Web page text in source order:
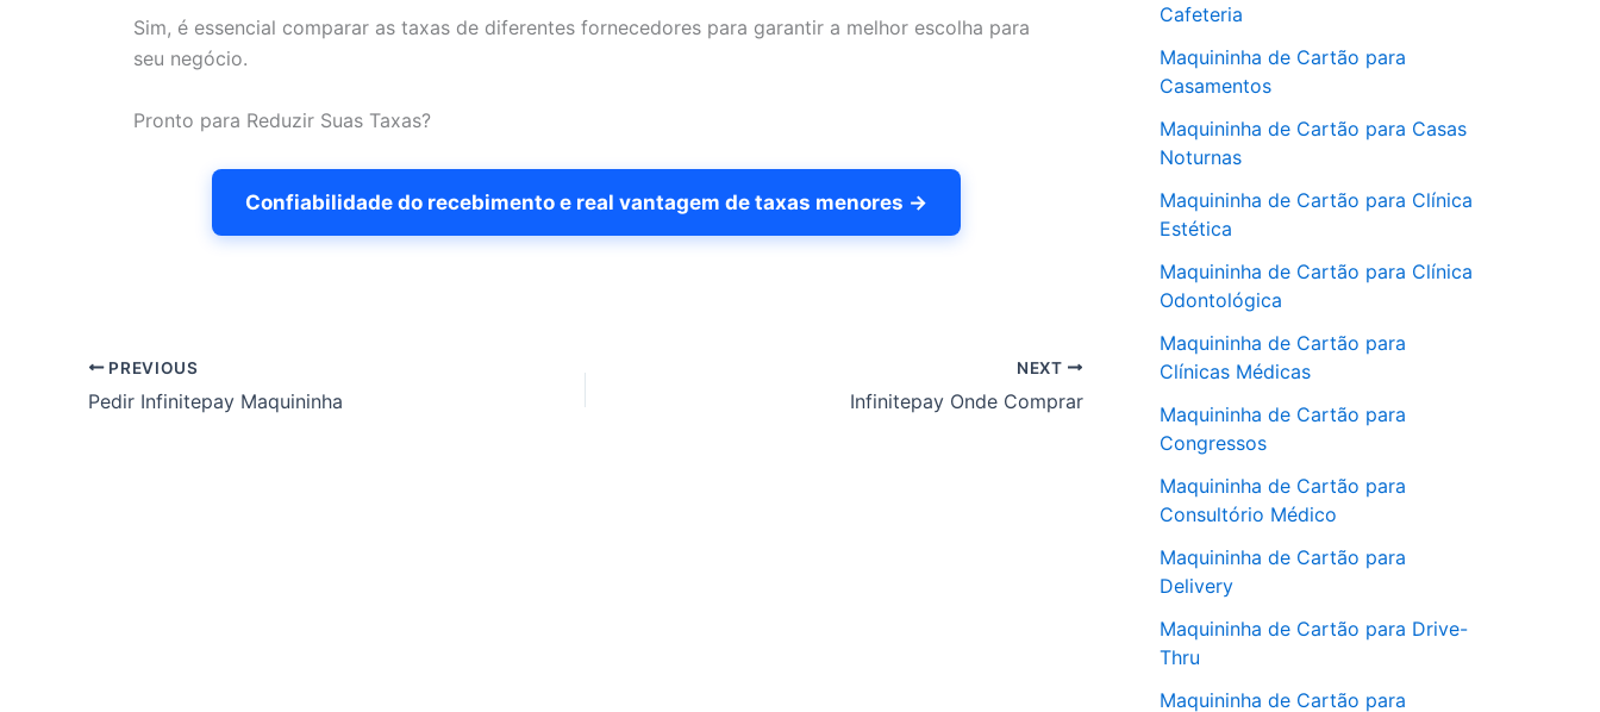
Sim, é essencial comparar as taxas de diferentes fornecedores para garantir a melhor escolha para
seu negócio.
Pronto para Reduzir Suas Taxas?
Confiabilidade do recebimento e real vantagem de taxas menores →
PREVIOUS
Pedir Infinitepay Maquininha
NEXT
Infinitepay Onde Comprar
Cafeteria
Maquininha de Cartão para
Casamentos
Maquininha de Cartão para Casas
Noturnas
Maquininha de Cartão para Clínica
Estética
Maquininha de Cartão para Clínica
Odontológica
Maquininha de Cartão para
Clínicas Médicas
Maquininha de Cartão para
Congressos
Maquininha de Cartão para
Consultório Médico
Maquininha de Cartão para
Delivery
Maquininha de Cartão para Drive-
Thru
Maquininha de Cartão para